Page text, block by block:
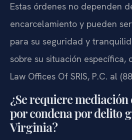
Estas órdenes no dependen
encarcelamiento y pueden
para su seguridad y
sobre su situación específica,
Law Offices Of SRIS, P.C. al
¿Se requiere
por condena por delito
Virginia?